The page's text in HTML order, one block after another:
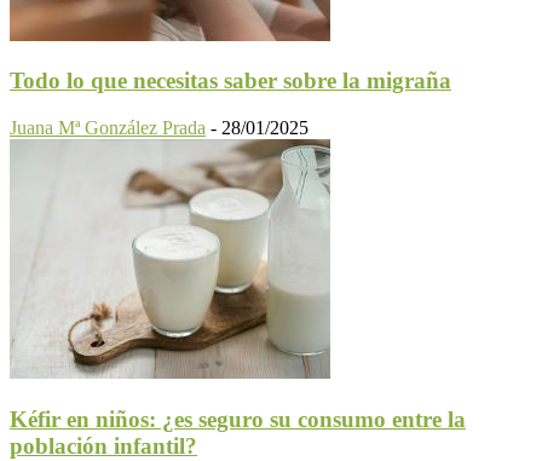
Todo lo que necesitas saber sobre la migraña
Juana Mª González Prada - 28/01/2025
Kéfir en niños: ¿es seguro su consumo entre la
población infantil?